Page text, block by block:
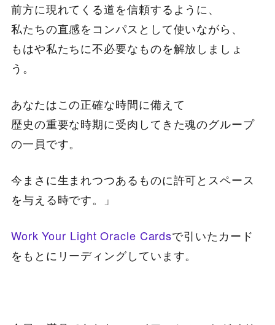
前方に現れてくる道を信頼するように、
私たちの直感をコンパスとして使いながら、
もはや私たちに不必要なものを解放しましょ
う。
あなたはこの正確な時間に備えて
歴史の重要な時期に受肉してきた魂のグループ
の一員です。
今まさに生まれつつあるものに許可とスペース
を与える時です。」
Work Your Light Oracle Cardsで引いたカード
をもとにリーディングしています。